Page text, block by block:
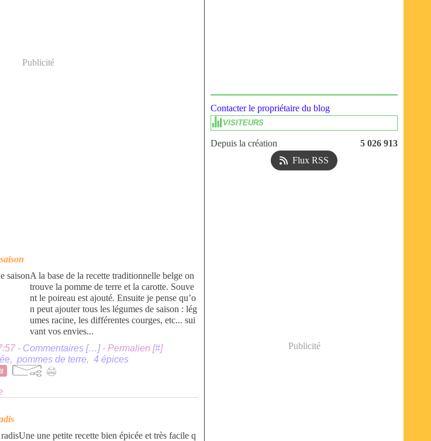
Publicité
A la base de la recette traditionnelle belge on
trouve la pomme de terre et la carotte. Souve
nt le poireau est ajouté. Ensuite je pense qu’o
n peut ajouter tous les légumes de saison : lég
umes racine, les différentes courges, etc... sui
vant vos envies...
- Commentaires […]- Permalien [#]
, pommes de terre, 4 épices
Une une petite recette bien épicée et très facile q
Contacter le propriétaire du blog
VISITEURS
Depuis la création
5 026 913
Flux RSS
Publicité